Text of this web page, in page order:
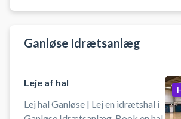
gode muligheder for parkering
Ganløse Idrætsanlæg
Leje af hal
Lej hal Ganløse | Lej en idrætshal i